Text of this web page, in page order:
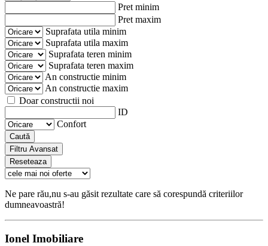
Pret minim
Pret maxim
Suprafata utila minim
Suprafata utila maxim
Suprafata teren minim
Suprafata teren maxim
An constructie minim
An constructie maxim
Doar constructii noi
ID
Confort
Caută
Filtru Avansat
Reseteaza
Ne pare rău,nu s-au găsit rezultate care să corespundă criteriilor
dumneavoastră!
Ionel Imobiliare